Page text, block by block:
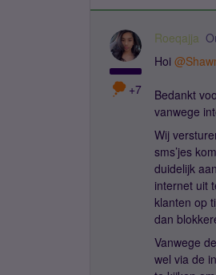
+7
Roeqajja
Hoi
Bedankt
vanwege
Wij
sms’jes
duidelijk
internet uit
klanten op
dan
Vanwege
wel via de